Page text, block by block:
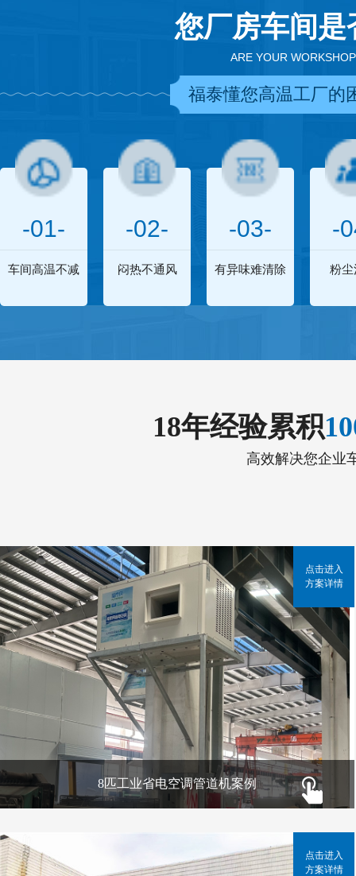
您厂房车间
ARE YOUR
福泰懂您高温工厂的
-01-
车间高温不减
-02-
闷热不通风
-03-
有异味难清除
-
粉尘
18年经验累积
高效解决您企业
8匹工业省电空调管道机案例
点击进入
方案详情
点击进入
方案详情